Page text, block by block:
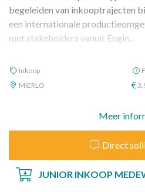
begeleiden van inkooptrajecten
een internationale
met stakeholders vanuit Engin...
Inkoop
MIERLO
Meer
Direct
JUNIOR INKOOP